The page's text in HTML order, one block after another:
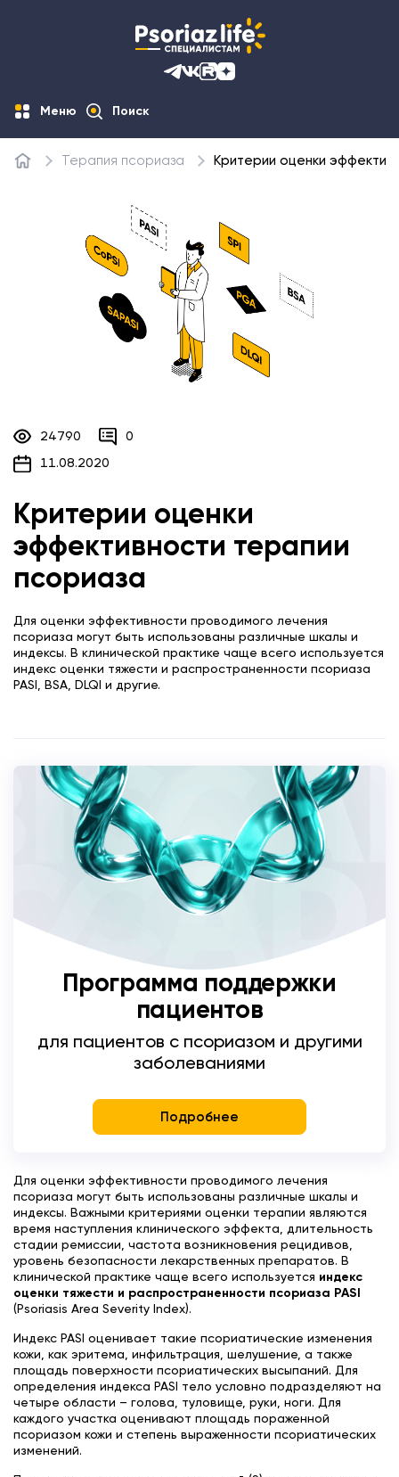
Меню Поиск
Главная Терапия псориаза Критерии оценки
24790 0
11.08.2020
Критерии оценки
эффективности терапии
псориаза
Для оценки эффективности проводимого лечения
псориаза могут быть использованы различные шкалы и
индексы. В клинической практике чаще всего используется
индекс оценки тяжести и распространенности псориаза
PASI, BSA, DLQI и другие.
Программа поддержки
пациентов
для пациентов с псориазом и другими
заболеваниями
Подробнее
Для оценки эффективности проводимого лечения
псориаза могут быть использованы различные шкалы и
индексы. Важными критериями оценки терапии являются
время наступления клинического эффекта, длительность
стадии ремиссии, частота возникновения рецидивов,
уровень безопасности лекарственных препаратов. В
клинической практике чаще всего используется индекс
оценки тяжести и распространенности псориаза PASI
(Psoriasis Area Severity Index).
Индекс PASI оценивает такие псориатические изменения
кожи, как эритема, инфильтрация, шелушение, а также
площадь поверхности псориатических высыпаний. Для
определения индекса PASI тело условно подразделяют на
четыре области – голова, туловище, руки, ноги. Для
каждого участка оценивают площадь пораженной
псориазом кожи и степень выраженности псориатических
изменений.